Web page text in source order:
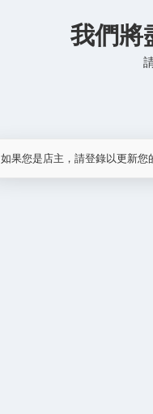
我們將
如果您是店主，請登錄以更新您